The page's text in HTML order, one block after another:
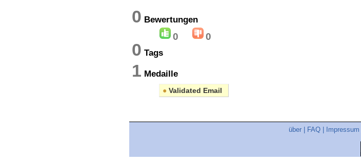
0 Bewertungen
0 0
0 Tags
1 Medaille
● Validated Email
über FAQ Impressum